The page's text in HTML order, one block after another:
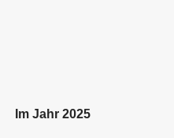
Im Jahr 2025